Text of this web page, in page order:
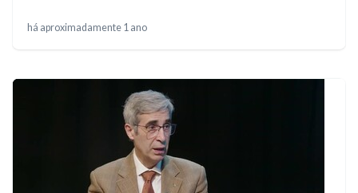
há aproximadamente 1 ano